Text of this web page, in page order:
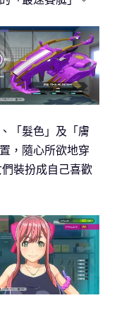
「髮色」及「膚
，隨心所欲地穿
裝扮成自己喜歡